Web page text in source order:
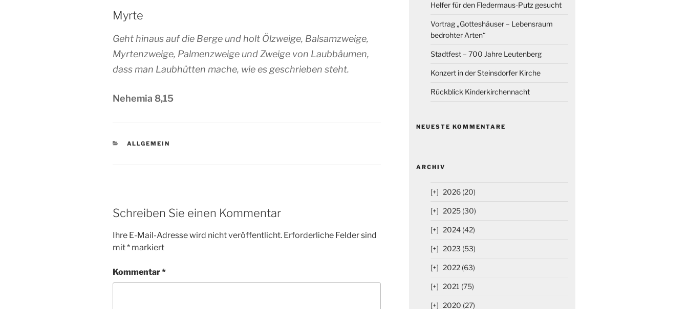
Myrte
Geht hinaus auf die Berge und holt Ölzweige, Balsamzweige,
Myrtenzweige, Palmenzweige und Zweige von Laubbäumen,
dass man Laubhütten mache, wie es geschrieben steht.
Nehemia 8,15
KATEGORIEN
ALLGEMEIN
Schreiben Sie einen Kommentar
Ihre E-Mail-Adresse wird nicht veröffentlicht. Erforderliche Felder sind
mit* markiert
Kommentar*
Helfer für den Fledermaus-Putz gesucht
Vortrag „Gotteshäuser – Lebensraum
bedrohter Arten“
Stadtfest – 700 Jahre Leutenberg
Konzert in der Steinsdorfer Kirche
Rückblick Kinderkirchennacht
NEUESTE KOMMENTARE
ARCHIV
2026(20)
2025(30)
2024(42)
2023 (53)
2022(63)
2021 (75)
2020 (27)